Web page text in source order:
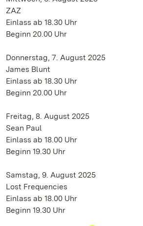
ZAZ
Einlass ab 18.30 Uhr
Beginn 20.00 Uhr
Donnerstag, 7. August 2025
James Blunt
Einlass ab 18.30 Uhr
Beginn 20.00 Uhr
Freitag, 8. August 2025
Sean Paul
Einlass ab 18.00 Uhr
Beginn 19.30 Uhr
Samstag, 9. August 2025
Lost Frequencies
Einlass ab 18.00 Uhr
Beginn 19.30 Uhr